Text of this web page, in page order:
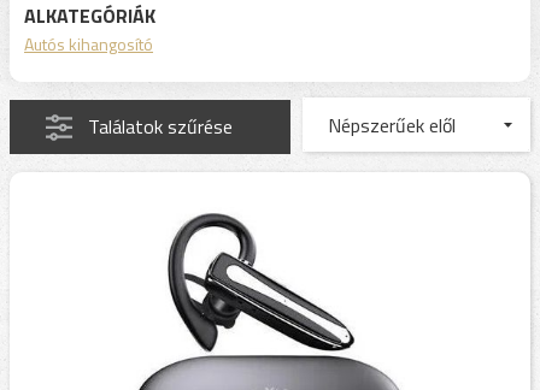
ALKATEGÓRIÁK
Autós kihangosító
Találatok szűrése